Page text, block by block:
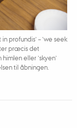
profundis’ – ’we seek
præcis det
eller ’skyen’
til åbningen.